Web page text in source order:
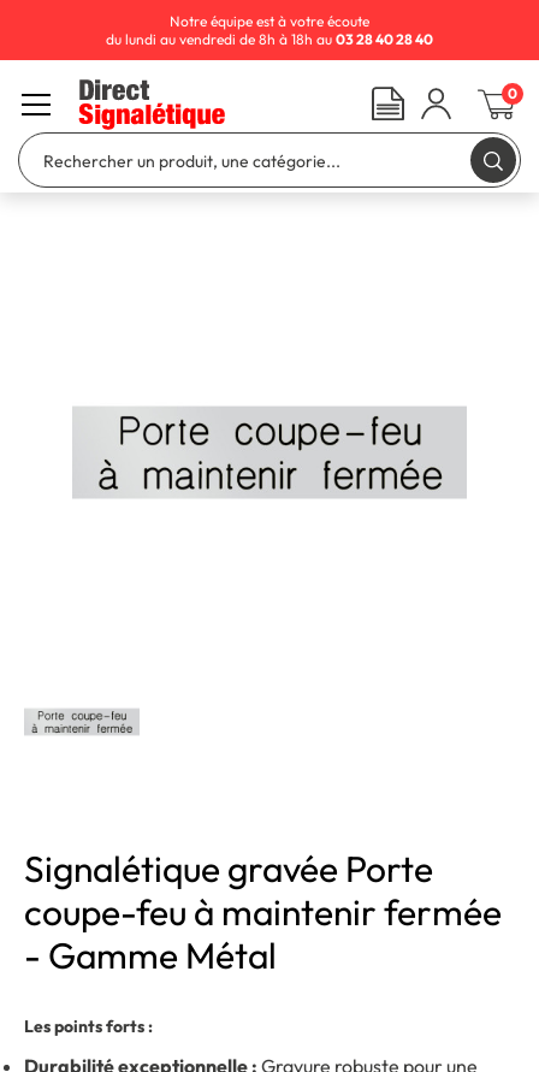
Signalétique gravée Porte
coupe-feu à maintenir fermée
- Gamme Métal
Les points forts :
Durabilité exceptionnelle : Gravure robuste pour une
Notre équipe est à votre écoute
du lundi au vendredi de 8h à 18h au 03 28 40 28 40
0